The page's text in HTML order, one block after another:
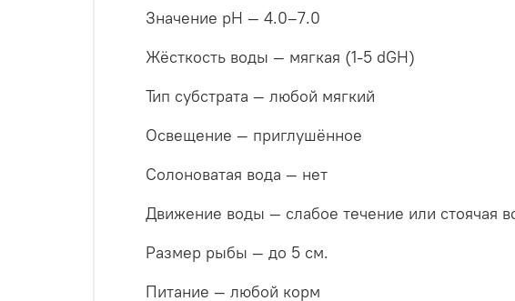
Значение pH — 4.0–7.0
Жёсткость воды — мягкая (1-5 dGH)
Тип субстрата — любой мягкий
Освещение — приглушённое
Солоноватая вода — нет
Движение воды — слабое течение или стоячая
Размер рыбы — до 5 см.
Питание — любой корм